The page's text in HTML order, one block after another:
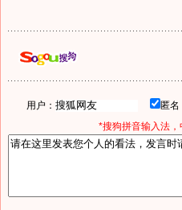
用户： 匿
*搜狗拼音输入法